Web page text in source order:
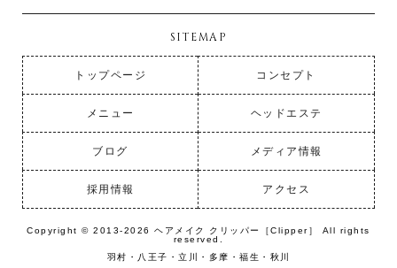
SITEMAP
トップページ コンセプト
メニュー ヘッドエステ
ブログ メディア情報
採用情報 アクセス
Copyright © 2013-2026 ヘアメイク クリッパー［Clipper］ All rights
reserved.
羽村・八王子・立川・多摩・福生・秋川